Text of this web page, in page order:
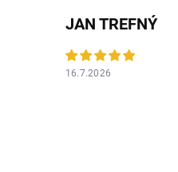
JAN TREFNÝ
16.7.2026